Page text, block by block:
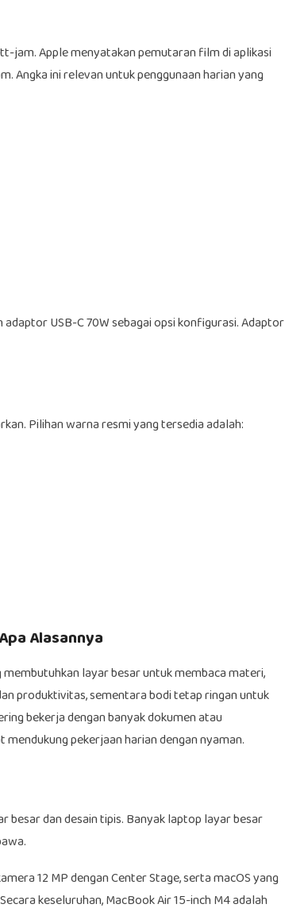
jam. Apple menyatakan pemutaran film di aplikasi
Angka ini relevan untuk penggunaan harian yang
USB-C 70W sebagai opsi konfigurasi. Adaptor
Pilihan warna resmi yang tersedia adalah:
Alasannya
layar besar untuk membaca materi,
produktivitas, sementara bodi tetap ringan untuk
bekerja dengan banyak dokumen atau
pekerjaan harian dengan nyaman.
besar dan desain tipis. Banyak laptop layar besar
12 MP dengan Center Stage, serta macOS yang
keseluruhan, MacBook Air 15-inch M4 adalah